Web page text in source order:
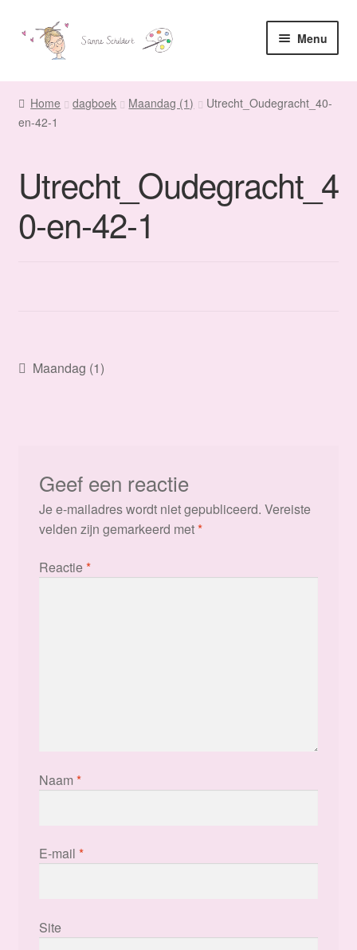
Ga
Ga
Menu
Home
Sanne
Home dagboek Maandag (1)
Utrecht_Oudegracht_40-
en-42-1
Utrecht_Oudegracht_4
0-en-42-1
Bericht
Vorig
Maandag (1)
Geef een reactie
Je e-mailadres wordt niet gepubliceerd. Vereiste
velden zijn gemarkeerd met*
Reactie*
Naam *
E-mail *
Site